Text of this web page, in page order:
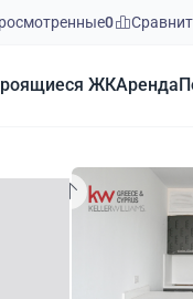
0
ЖКАренда